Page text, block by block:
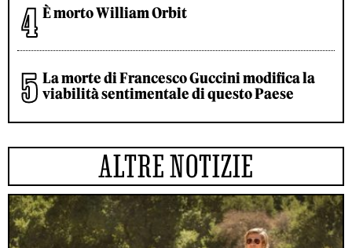
È morto William Orbit
La morte di Francesco Guccini modifica la
viabilità sentimentale di questo Paese
ALTRE NOTIZIE